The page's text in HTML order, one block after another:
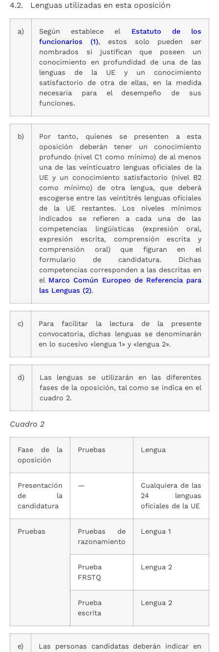
4.2. Lenguas utilizadas en esta oposición
a) Según establece el Estatuto de los
funcionarios
(1), estos solo pueden ser
nombrados si justifican que poseen un
conocimiento en profundidad de una de las
lenguas de la UE y un conocimiento
satisfactorio de otra de ellas, en la medida
necesaria para el desempeño de sus
funciones.
b)
Por tanto, quienes se presenten a esta
oposición deberán tener un conocimiento
profundo (nivel C1 como mínimo) de al menos
una de las veinticuatro lenguas oficiales de la
UE y un conocimiento satisfactorio (nivel B2
como mínimo) de otra lengua, que deberá
escogerse entre las veintitrés lenguas oficiales
de la UE restantes. Los niveles mínimos
indicados se refieren a cada una de las
competencias lingüísticas (expresión oral,
expresión escrita, comprensión escrita y
comprensión oral) que figuran en el
formulario de candidatura. Dichas
competencias corresponden a las descritas en
el Marco Común Europeo de Referencia para
las Lenguas (2).
c)
Para facilitar la lectura de la presente
convocatoria, dichas lenguas se denominarán
en lo sucesivo «lengua 1» y «lengua 2».
d)
Las lenguas se utilizarán en las diferentes
fases de la oposición, tal como se indica en el
cuadro 2.
Cuadro 2
Fase de la
oposición
Pruebas Lengua
Presentación
de la
candidatura
—
Cualquiera de las
24 lenguas
oficiales de la UE
Pruebas
Pruebas de
razonamiento
Lengua 1
Prueba
FRSTQ
Lengua 2
Prueba
escrita
Lengua 2
e)
Las personas candidatas deberán indicar en